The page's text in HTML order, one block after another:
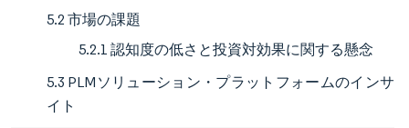
5.2 市場の課題
5.2.1 認知度の低さと投資対効果に関する懸念
5.3 PLMソリューション・プラットフォームのインサ
イト